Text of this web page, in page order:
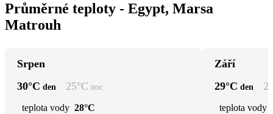
Průměrné teploty - Egypt, Marsa
Matrouh
Srpen
30°C den 25°C noc
teplota vody 28°C
Září
29°C den
teplota vody